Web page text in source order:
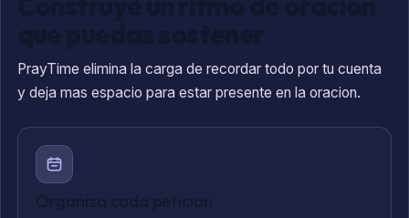
PrayTime elimina la carga de recordar todo por tu cuenta
y deja mas espacio para estar presente en la oracion.